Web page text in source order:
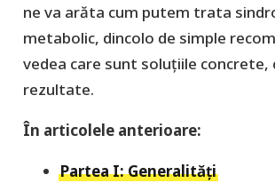
ne va arăta cum putem trata
metabolic, dincolo de simple
vedea care sunt soluțiile concrete,
rezultate.
În articolele anterioare:
Partea I: Generalități